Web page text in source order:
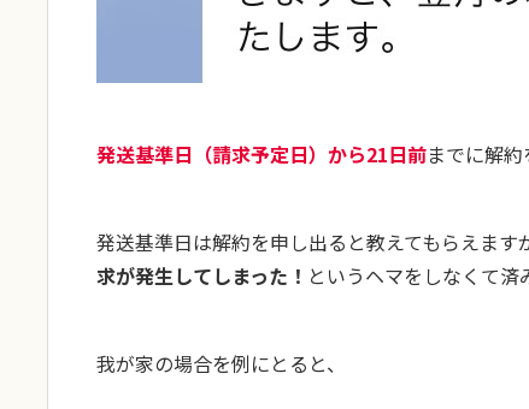
発送基準日 （請求予定日） から21日前までに解約
発送基準日は解約を申し出ると教えてもらえます
求が発生してしまった！ というヘマをしなくて済
我が家の場合を例にとると、